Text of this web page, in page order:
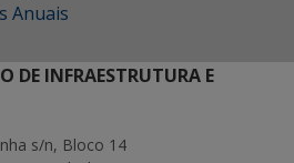
Anuais
DE INFRAESTRUTURA E
s/n, Bloco 14